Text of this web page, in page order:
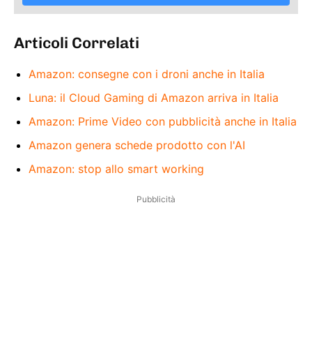
Articoli Correlati
Amazon: consegne con i droni anche in Italia
Luna: il Cloud Gaming di Amazon arriva in Italia
Amazon: Prime Video con pubblicità anche in Italia
Amazon genera schede prodotto con l'AI
Amazon: stop allo smart working
Pubblicità